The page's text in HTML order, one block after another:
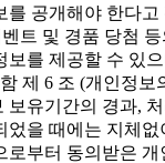
를 공개해야 한다고
트 및 경품 당첨
보를 제공할 수 있
제 6 조 (개인정보
보유기간의 경과,
었을 때에는 지체
로부터 동의받은